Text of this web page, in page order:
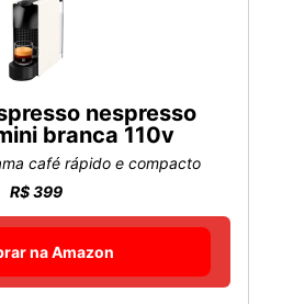
nespresso
branca 110v
café rápido e compacto
R$ 399
na Amazon